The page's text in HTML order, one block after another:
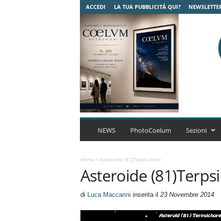
ACCEDI LA TUA PUBBLICITÀ QUI?
C
m
r
NEWS PhotoCoelum Sezioni
Home > Asteroide (81)Terpsichore
Asteroide
di Luca Maccarini inserita il 23 Novembre 2014